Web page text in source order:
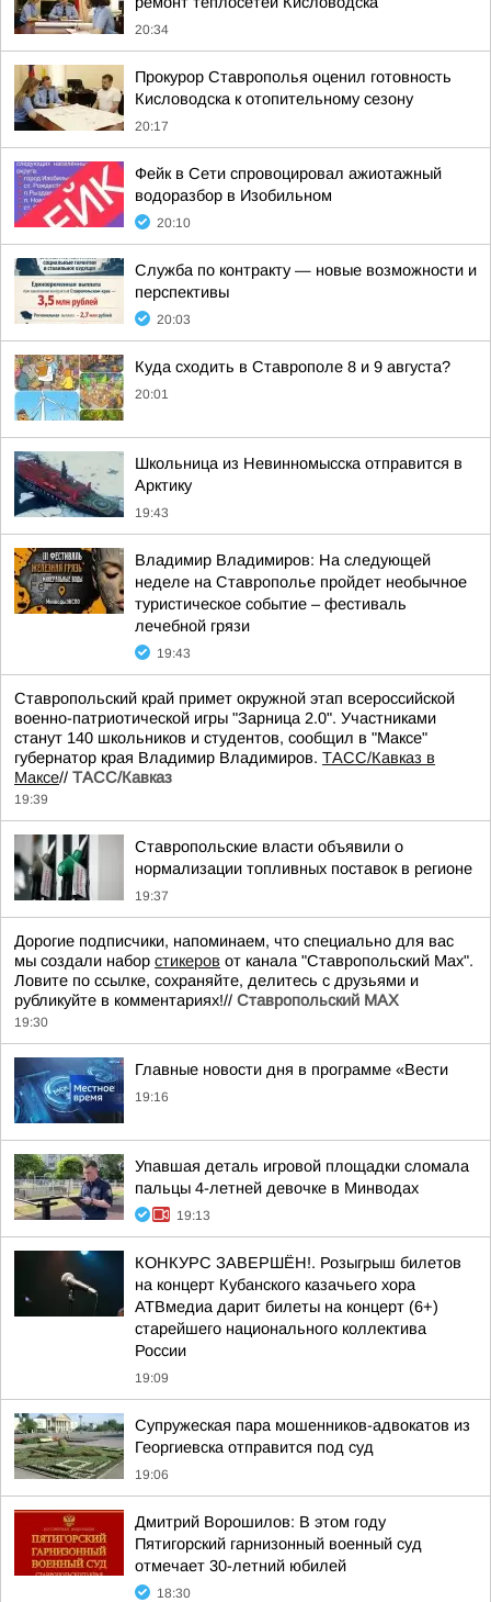
20:34
Прокурор Ставрополья оценил готовность
Кисловодска к отопительному сезону
20:17
Фейк в Сети спровоцировал ажиотажный
водоразбор в Изобильном
20:10
Служба по контракту — новые возможности и
перспективы
20:03
Куда сходить в Ставрополе 8 и 9 августа?
20:01
Школьница из Невинномысска отправится в
Арктику
19:43
Владимир Владимиров: На следующей
неделе на Ставрополье пройдет необычное
туристическое событие – фестиваль
лечебной грязи
19:43
Ставропольский край примет окружной этап всероссийской
военно-патриотической игры "Зарница 2.0". Участниками
станут 140 школьников и студентов, сообщил в "Максе"
губернатор края Владимир Владимиров. ТАСС/Кавказ в
Максе// ТАСС/Кавказ
19:39
Ставропольские власти объявили о
нормализации топливных поставок в регионе
19:37
Дорогие подписчики, напоминаем, что специально для вас
мы создали набор стикеров от канала "Ставропольский Max".
Ловите по ссылке, сохраняйте, делитесь с друзьями и
рубликуйте в комментариях!// Ставропольский MAX
19:30
Главные новости дня в программе «Вести
19:16
Упавшая деталь игровой площадки сломала
пальцы 4-летней девочке в Минводах
19:13
КОНКУРС ЗАВЕРШЁН!. Розыгрыш билетов
на концерт Кубанского казачьего хора
АТВмедиа дарит билеты на концерт (6+)
старейшего национального коллектива
России
19:09
Супружеская пара мошенников-адвокатов из
Георгиевска отправится под суд
19:06
Дмитрий Ворошилов: В этом году
Пятигорский гарнизонный военный суд
отмечает 30-летний юбилей
18:30